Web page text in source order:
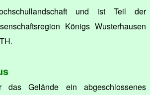
und ist Teil der
Königs Wusterhausen
Gelände ein abgeschlossenes